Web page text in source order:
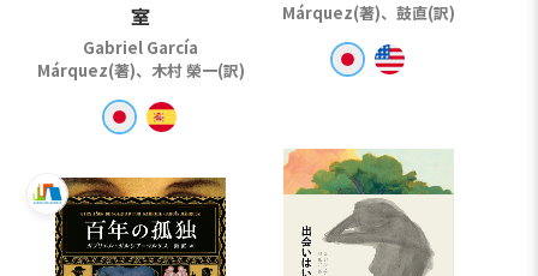
室
Gabriel García
Márquez(著)、木村 榮一(訳)
Márquez(著)、鼓直(訳)